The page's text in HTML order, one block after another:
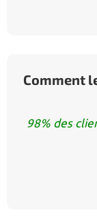
Comment
98% des